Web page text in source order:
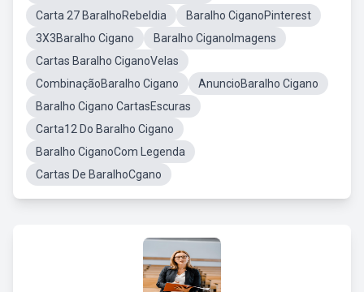
Carta 27 BaralhoRebeldia
Baralho CiganoPinterest
3X3Baralho Cigano
Baralho CiganoImagens
Cartas Baralho CiganoVelas
CombinaçãoBaralho Cigano
AnuncioBaralho Cigano
Baralho Cigano CartasEscuras
Carta12 Do Baralho Cigano
Baralho CiganoCom Legenda
Cartas De BaralhoCgano